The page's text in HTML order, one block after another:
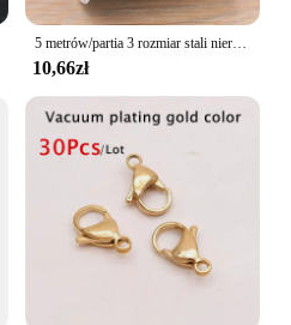
5 metrów/partia 3 rozmiar stali nierdzewnej do polerowania naszyjnik ogon łańcuchy dla DIY ocena biżuteria dokonywanie materiałów artykuły do rękodzieła
10,66zł